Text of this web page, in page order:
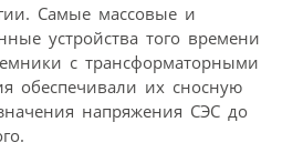
Самые массовые и
устройства того времени
с трансформаторными
обеспечивали их сносную
напряжения СЭС до